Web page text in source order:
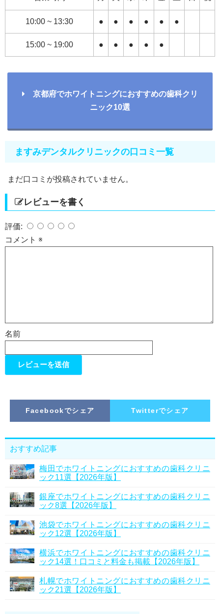
10:00 ~ 13:30 ● ● ● ● ● ●
15:00 ~ 19:00 ● ● ● ● ●
京都府でホワイトニングにおすすめの歯科クリ
ニック10選
ますみデンタルクリニックの口コミ一覧
まだ口コミが投稿されていません。
レビューを書く
コメント ※
名前
評価:
Facebookでシェア Twitterでシェア
おすすめ記事
梅田でホワイトニングにおすすめの歯科クリニ
ック11選【2026年版】
銀座でホワイトニングにおすすめの歯科クリニ
ック8選【2026年版】
池袋でホワイトニングにおすすめの歯科クリニ
ック12選【2026年版】
横浜でホワイトニングにおすすめの歯科クリニ
ック14選！口コミと料金も掲載【2026年版】
札幌でホワイトニングにおすすめの歯科クリニ
ック21選【2026年版】